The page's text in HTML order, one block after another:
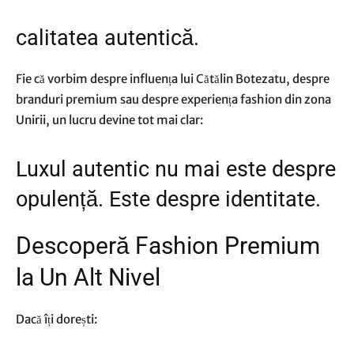
calitatea autentică.
Fie că vorbim despre influența lui Cătălin Botezatu, despre
branduri premium sau despre experiența fashion din zona
Unirii, un lucru devine tot mai clar:
Luxul autentic nu mai este despre
opulență. Este despre identitate.
Descoperă Fashion Premium
la Un Alt Nivel
Dacă îți dorești: